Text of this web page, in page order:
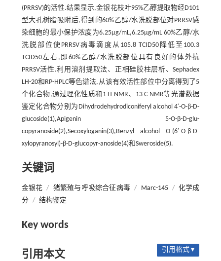
(PRRSV)的活性.结果显示,金银花枝叶95%乙醇提取物经D101
型大孔树脂吸附后,得到的60%乙醇/水洗脱部位对PRRSV感
染细胞的最小保护浓度为6.25μg/mL,6.25μg/mL 60%乙醇/水
洗脱部位使PRRSV病毒滴度从105.8 TCID50降低至100.3
TCID50左右,即60%乙醇/水洗脱部位具有良好的体外抗
PRRSV活性.利用溶剂提取法、正相硅胶柱层析、Sephadex
LH-20和RP-HPLC等色谱法,从该有效活性部位中分离得到了5
个化合物,通过理化性质和1 H NMR、13 C NMR等光谱数据
鉴定化合物分别为Dihydrodehydrodiconiferyl alcohol 4′-O-β-D-
glucoside(1),Apigenin 5-O-β-D-glu-
copyranoside(2),Secoxyloganin(3),Benzyl alcohol O-(6′-O-β-D-
xylopyranosyl)-β-D-glucopyr-anoside(4)和Sweroside(5).
关键词
金银花 / 猪繁殖与呼吸综合征病毒 / Marc-145 / 化学成
分 / 结构鉴定
Key words
引用本文 引用格式 ▾